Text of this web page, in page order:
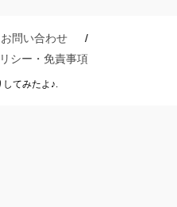
お問い合わせ
シー・免責事項
てみたよ♪.